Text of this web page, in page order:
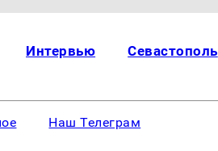
Интервью Севастополь
Наш Телеграм